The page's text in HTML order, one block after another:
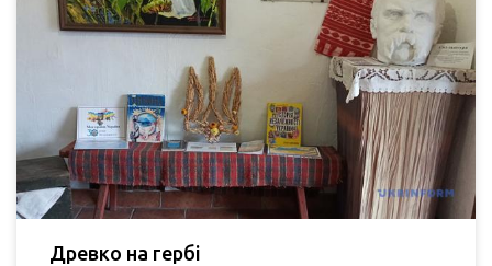
Древко на гербі